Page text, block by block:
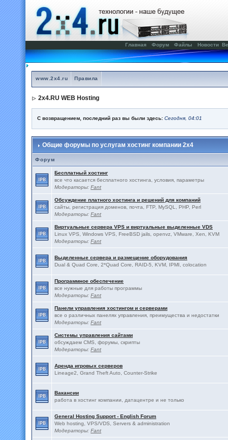
Главная Форум Файлы Новости
www.2x4.ru Правила
2x4.RU WEB Hosting
С возвращением, последний раз вы были здесь: Сегодня, 04:01
Общие форумы по услугам хостинг компании 2x4
Форум
Бесплатный хостинг
все что касается бесплатного хостинга, условия, параметры
Модераторы: Fant
Обсуждение платного хостинга и решений для компаний
сайты, регистрация доменов, почта, FTP, MySQL, PHP, Perl
Модераторы: Fant
Виртуальные сервера VPS и виртуальные выделенные VDS
Linux VPS, Windows VPS, FreeBSD jails, openvz, VMware, Xen, KVM
Модераторы: Fant
Выделенные сервера и размещение оборудования
Dual & Quad Core, 2*Quad Core, RAID-5, KVM, IPMI, colocation
Программное обеспечение
все нужные для работы программы
Модераторы: Fant
Панели управления хостингом и серверами
все о различных панелях управления, преимущества и недостатки
Модераторы: Fant
Системы управления сайтами
обсуждаем CMS, форумы, скрипты
Модераторы: Fant
Аренда игровых серверов
Lineage2, Grand Theft Auto, Counter-Strike
Вакансии
работа в хостинг компании, датацентре и не только
General Hosting Support - English Forum
Web hosting, VPS/VDS, Servers & administration
Модераторы: Fant